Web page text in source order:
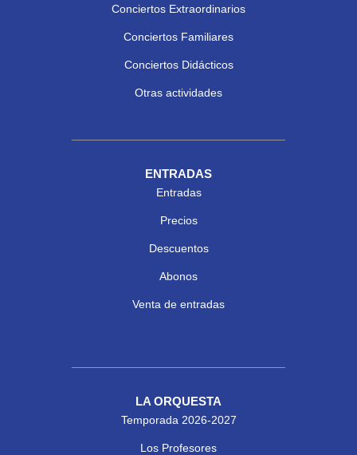
Conciertos Extraordinarios
Conciertos Familiares
Conciertos Didácticos
Otras actividades
ENTRADAS
Entradas
Precios
Descuentos
Abonos
Venta de entradas
LA ORQUESTA
Temporada 2026-2027
Los Profesores